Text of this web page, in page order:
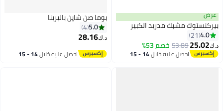
25
عرض
بيركنستوك مشبك مدريد الكبير
4.0
21
د.ك‏25.02
53.89خصم 53%
احصل عليه خلال 14 - 15
2
بوما صن شاين باليرينا
5.0
4
د.ك‏28.16
احصل عليه خلال 14 - 15